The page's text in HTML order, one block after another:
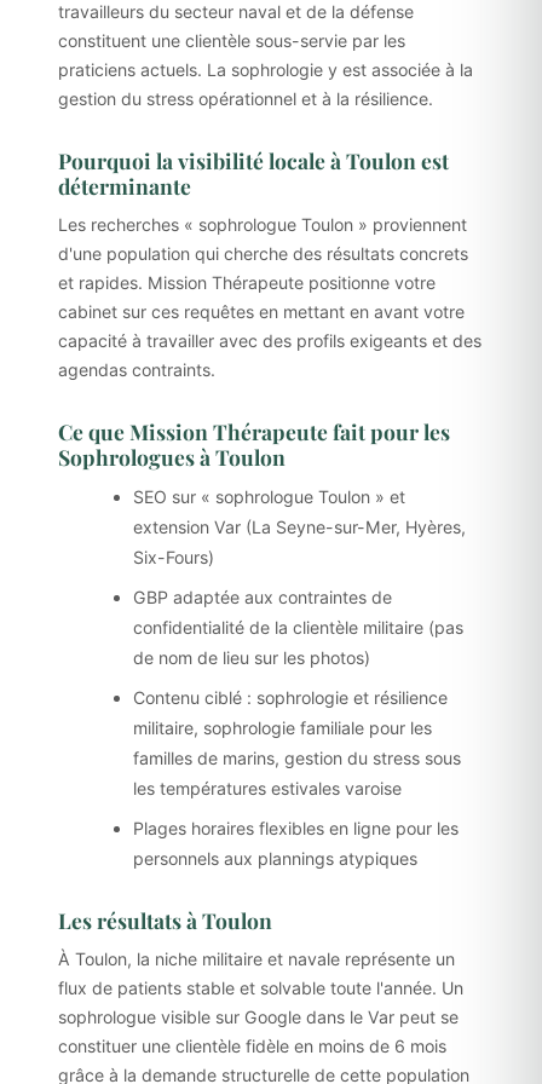
travailleurs du secteur naval et de la défense
constituent une clientèle sous-servie par les
praticiens actuels. La sophrologie y est associée à la
gestion du stress opérationnel et à la résilience.
Pourquoi la visibilité locale à Toulon est
déterminante
Les recherches « sophrologue Toulon » proviennent
d'une population qui cherche des résultats concrets
et rapides. Mission Thérapeute positionne votre
cabinet sur ces requêtes en mettant en avant votre
capacité à travailler avec des profils exigeants et des
agendas contraints.
Ce que Mission Thérapeute fait pour les
Sophrologues à Toulon
SEO sur « sophrologue Toulon » et
extension Var (La Seyne-sur-Mer, Hyères,
Six-Fours)
GBP adaptée aux contraintes de
confidentialité de la clientèle militaire (pas
de nom de lieu sur les photos)
Contenu ciblé : sophrologie et résilience
militaire, sophrologie familiale pour les
familles de marins, gestion du stress sous
les températures estivales varoise
Plages horaires flexibles en ligne pour les
personnels aux plannings atypiques
Les résultats à Toulon
À Toulon, la niche militaire et navale représente un
flux de patients stable et solvable toute l'année. Un
sophrologue visible sur Google dans le Var peut se
constituer une clientèle fidèle en moins de 6 mois
grâce à la demande structurelle de cette population